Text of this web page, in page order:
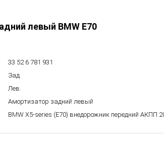
левый BMW E70
33 52 6 781 931
Зад.
Лев.
Амортизатор задний левый
BMW X5-series (E70) внедорожник передний АКПП